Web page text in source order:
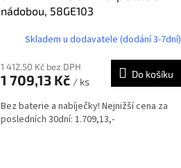
nádobou, 58GE103
Skladem u dodavatele (dodání 3-7dní)
1 412,50 Kč bez DPH
1 709,13 Kč / ks
Do košíku
Bez baterie a nabíječky! Nejnižší cena za
posledních 30dní: 1.709,13,-